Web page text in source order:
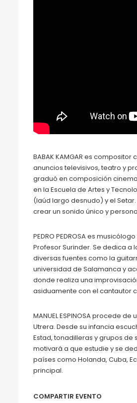
BABAK KAMGAR es
anuncios televisivos, teatro y
graduó en composición
en la Escuela de Artes y
(laúd largo desnudo) y el
crear un sonido único y
PEDRO PEDROSA es
Profesor Surinder. Se dedica
diversas fuentes como la
universidad de Salamanca y
donde realiza una
asiduamente con el cantautor
MANUEL ESPINOSA procede
Utrera. Desde su infancia
Estad, tonadilleras y grupos de
motivará a que estudie y se
países como Holanda, Cuba,
principal.
COMPARTIR EVENTO